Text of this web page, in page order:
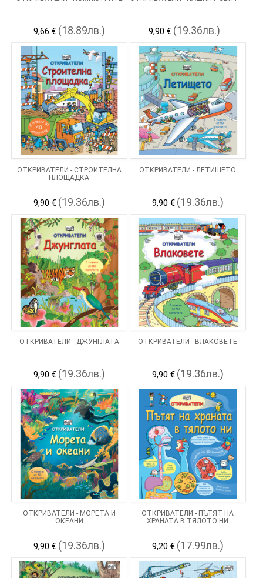
9,66 € (18.89лв.) 9,90 € (19.36лв.)
ОТКРИВАТЕЛИ - СТРОИТЕЛНА
ПЛОЩАДКА
9,90 € (19.36лв.)
ОТКРИВАТЕЛИ - ЛЕТИЩЕТО
9,90 € (19.36лв.)
ОТКРИВАТЕЛИ - ДЖУНГЛАТА
9,90 € (19.36лв.)
ОТКРИВАТЕЛИ - ВЛАКОВЕТЕ
9,90 € (19.36лв.)
ОТКРИВАТЕЛИ - МОРЕТА И
ОКЕАНИ
9,90 € (19.36лв.)
ОТКРИВАТЕЛИ - ПЪТЯТ НА
ХРАНАТА В ТЯЛОТО НИ
9,20 € (17.99лв.)